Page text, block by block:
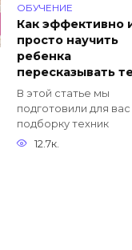
ОБУЧЕНИЕ
Как эффективно
просто научить
ребенка
пересказывать
В этой статье мы
подготовили для вас
подборку техник
12.7к.